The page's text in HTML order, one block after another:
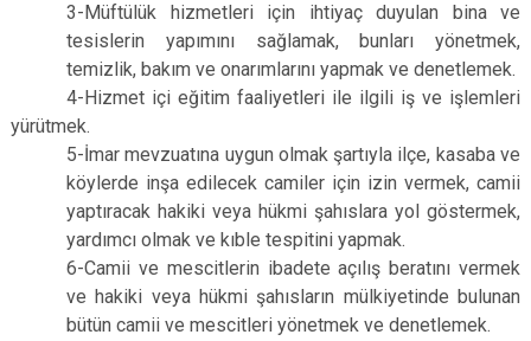
3-Müftülük hizmetleri için ihtiyaç duyulan bina ve
tesislerin yapımını sağlamak, bunları yönetmek,
temizlik, bakım ve onarımlarını yapmak ve denetlemek.
4-Hizmet içi eğitim faaliyetleri ile ilgili iş ve işlemleri
yürütmek.
5-İmar mevzuatına uygun olmak şartıyla ilçe, kasaba ve
köylerde inşa edilecek camiler için izin vermek, camii
yaptıracak hakiki veya hükmi şahıslara yol göstermek,
yardımcı olmak ve kıble tespitini yapmak.
6-Camii ve mescitlerin ibadete açılış beratını vermek
ve hakiki veya hükmi şahısların mülkiyetinde bulunan
bütün camii ve mescitleri yönetmek ve denetlemek.